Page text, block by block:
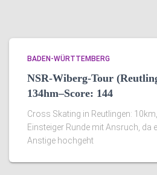
BADEN-WÜRTTEMBERG
NSR-Wiberg-Tour
134hm–Score: 144
Cross Skating in Reutlingen:
Einsteiger Runde mit Ansruch, da
Anstige hochgeht